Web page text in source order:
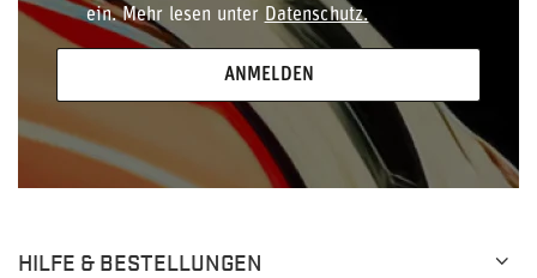
ein. Mehr lesen unter Datenschutz.
ANMELDEN
HILFE & BESTELLUNGEN